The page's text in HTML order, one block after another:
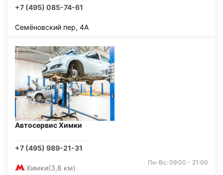
+7 (495) 085-74-61
Семёновский пер, 4А
Автосервис Химки
+7 (495) 989-21-31
Химки(3,8 км)
Пн-Вс: 09:00 - 21:00